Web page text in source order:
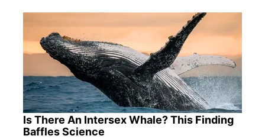
Is There An Intersex Whale? This Finding
Baffles Science